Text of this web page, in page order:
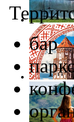
бар